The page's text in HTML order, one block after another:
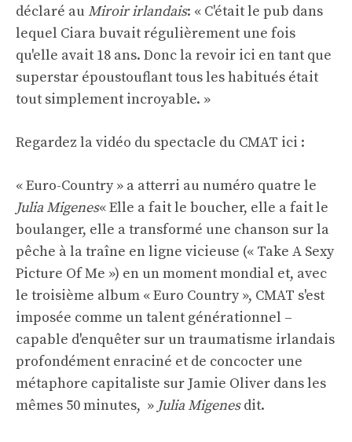
déclaré au Miroir irlandais: « C'était le pub dans
lequel Ciara buvait régulièrement une fois
qu'elle avait 18 ans. Donc la revoir ici en tant que
superstar époustouflant tous les habitués était
tout simplement incroyable. »
Regardez la vidéo du spectacle du CMAT ici :
« Euro-Country » a atterri au numéro quatre le
Julia Migenes« Elle a fait le boucher, elle a fait le
boulanger, elle a transformé une chanson sur la
pêche à la traîne en ligne vicieuse (« Take A Sexy
Picture Of Me ») en un moment mondial et, avec
le troisième album « Euro Country », CMAT s'est
imposée comme un talent générationnel –
capable d'enquêter sur un traumatisme irlandais
profondément enraciné et de concocter une
métaphore capitaliste sur Jamie Oliver dans les
mêmes 50 minutes, » Julia Migenesdit.